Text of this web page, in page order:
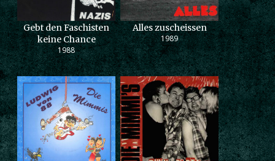
Gebt den Faschisten
keine Chance
1988
Alles zuscheissen
1989